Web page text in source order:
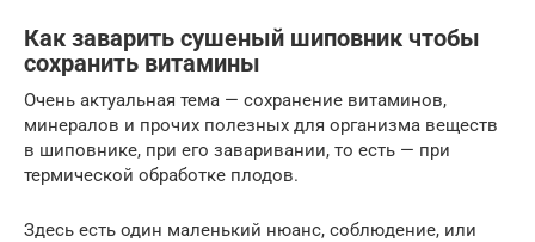
Как заварить сушеный шиповник чтобы
сохранить витамины
Очень актуальная тема — сохранение витаминов,
минералов и прочих полезных для организма веществ
в шиповнике, при его заваривании, то есть — при
термической обработке плодов.
Здесь есть один маленький нюанс, соблюдение, или